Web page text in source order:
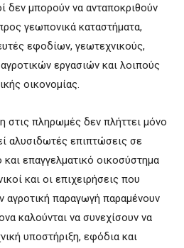
δεν μπορούν να ανταποκριθούν
γεωπονικά καταστήματα,
εφοδίων, γεωτεχνικούς,
εργασιών και λοιπούς
οικονομίας.
στις πληρωμές δεν πλήττει μόνο
αλυσιδωτές επιπτώσεις σε
επαγγελματικό οικοσύστημα
και οι επιχειρήσεις που
αγροτική παραγωγή παραμένουν
καλούνται να συνεχίσουν να
υποστήριξη, εφόδια και